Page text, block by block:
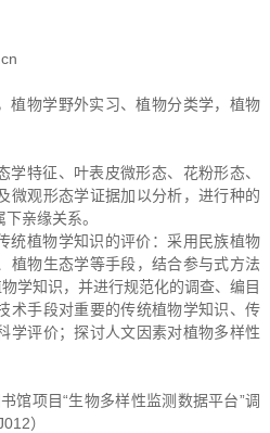
植物学野外实习、植物分类学，植物
学特征、叶表皮微形态、花粉形态、
微观形态学证据加以分析，进行种的
亲缘关系。
统植物学知识的评价：采用民族植物
植物生态学等手段，结合参与式方法
学知识，并进行规范化的调查、编目
术手段对重要的传统植物学知识、传
学评价；探讨人文因素对植物多样性
馆项目“生物多样性监测数据平台”调
）